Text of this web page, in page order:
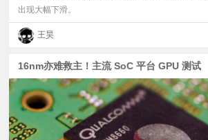
出现大幅下滑。
王昊
16nm亦难救主！主流 SoC 平台 GPU 测试